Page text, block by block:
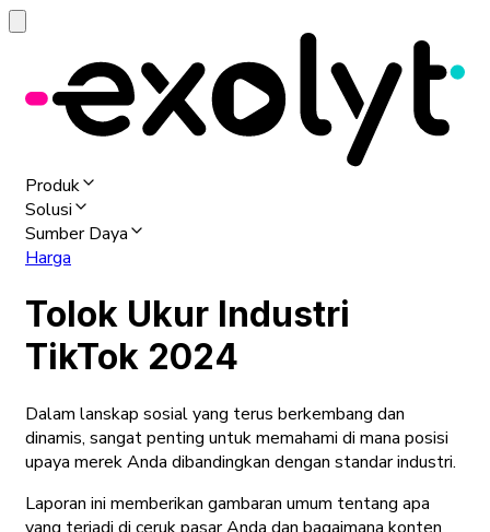
Produk
Solusi
Sumber Daya
Harga
Tolok Ukur Industri
TikTok 2024
Dalam lanskap sosial yang terus berkembang dan
dinamis, sangat penting untuk memahami di mana posisi
upaya merek Anda dibandingkan dengan standar industri.
Laporan ini memberikan gambaran umum tentang apa